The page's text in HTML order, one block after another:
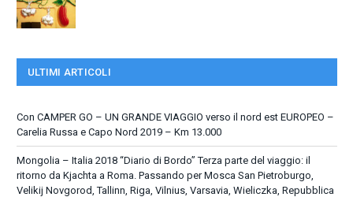
ULTIMI ARTICOLI
Con CAMPER GO – UN GRANDE VIAGGIO verso il nord est EUROPEO –
Carelia Russa e Capo Nord 2019 – Km 13.000
Mongolia – Italia 2018 “Diario di Bordo” Terza parte del viaggio: il
ritorno da Kjachta a Roma. Passando per Mosca San Pietroburgo,
Velikij Novgorod, Tallinn, Riga, Vilnius, Varsavia, Wieliczka, Repubblica